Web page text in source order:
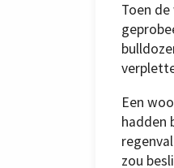
Toen
Een
hadden
zou